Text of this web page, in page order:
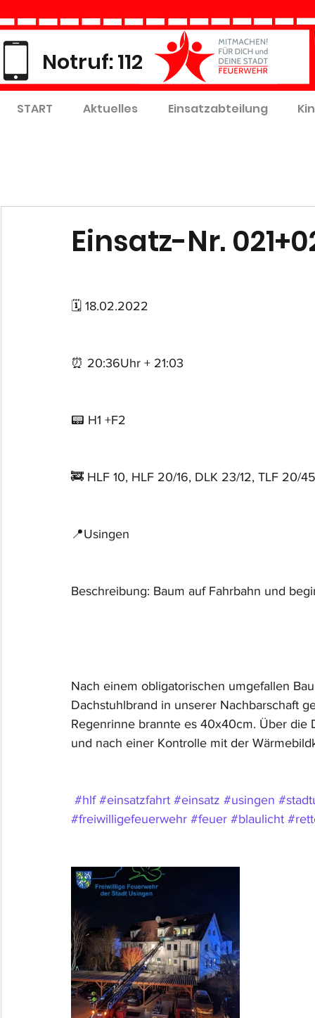
Notruf: 112
START Aktuelles Einsatzabteilung
Einsatz-Nr.
🗓 18.02.2022
⏰ 20:36Uhr + 21:03
📟 H1 +F2
🚒 HLF 10, HLF 20/16, DLK 23/12, TLF 20/
📍Usingen
Beschreibung: Baum auf Fahrbahn und
Nach einem obligatorischen umgefallen
Dachstuhlbrand in unserer Nachbarschaft
Regenrinne brannte es 40x40cm. Über
und nach einer Kontrolle mit der
#hlf #einsatzfahrt #einsatz #usingen
#freiwilligefeuerwehr #feuer #blaulicht